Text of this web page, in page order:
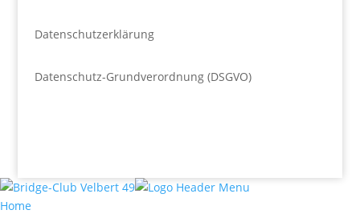
Datenschutzerklärung
Datenschutz-Grundverordnung (DSGVO)
Home